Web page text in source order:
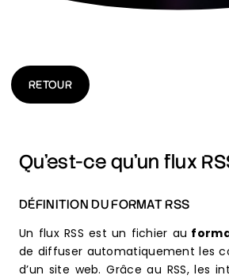
RETOUR
Qu’est-ce qu’un flux
DÉFINITION DU FORMAT RSS
Un flux RSS est un fichier au
de diffuser automatiquement les
d’un site web. Grâce au RSS, les